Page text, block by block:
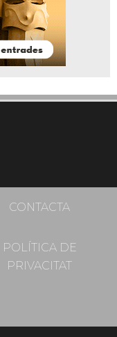
CONTACTA
POLÍTICA DE
PRIVACITAT